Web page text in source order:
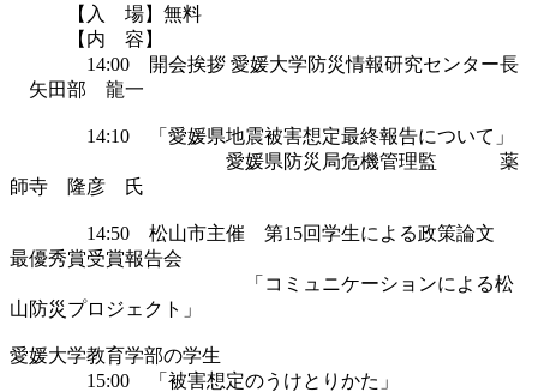
【入　場】無料
【内　容】
14:00　開会挨拶 愛媛大学防災情報研究センター長
矢田部　龍一
14:10　「愛媛県地震被害想定最終報告について」
師寺　隆彦　氏
14:50　松山市主催　第15回学生による政策論文
最優秀賞受賞報告会
山防災プロジェクト」
愛媛大学教育学部の学生
15:00　「被害想定のうけとりかた」